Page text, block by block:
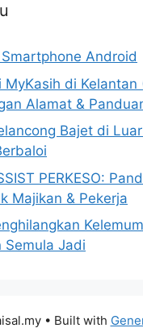
Android
MyKasih di Kelantan
Alamat &
Bajet di
PERKESO:
Majikan & Pekerja
Semula Jadi
• Built with